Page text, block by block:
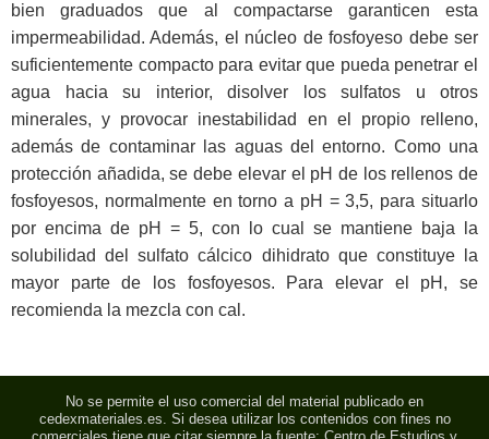
bien graduados que al compactarse garanticen esta
impermeabilidad. Además, el núcleo de fosfoyeso debe ser
suficientemente compacto para evitar que pueda penetrar el
agua hacia su interior, disolver los sulfatos u otros
minerales, y provocar inestabilidad en el propio relleno,
además de contaminar las aguas del entorno. Como una
protección añadida, se debe elevar el pH de los rellenos de
fosfoyesos, normalmente en torno a pH = 3,5, para situarlo
por encima de pH = 5, con lo cual se mantiene baja la
solubilidad del sulfato cálcico dihidrato que constituye la
mayor parte de los fosfoyesos. Para elevar el pH, se
recomienda la mezcla con cal.
No se permite el uso comercial del material publicado en
cedexmateriales.es. Si desea utilizar los contenidos con fines no